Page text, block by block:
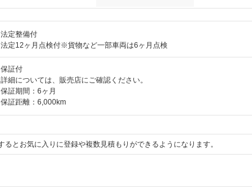
法定整備付
法定12ヶ月点検付※貨物など一部車両は6ヶ月点検
保証付
詳細については、販売店にご確認ください。
保証期間：6ヶ月
保証距離：6,000km
るとお気に入りに登録や複数見積もりができるようになります。